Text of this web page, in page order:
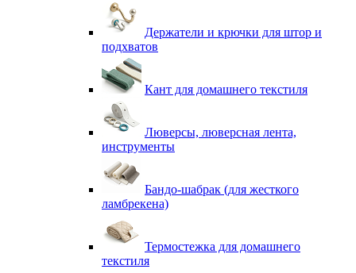
Держатели и крючки для штор и
подхватов
Кант для домашнего текстиля
Люверсы, люверсная лента,
инструменты
Бандо-шабрак (для жесткого
ламбрекена)
Термостежка для домашнего
текстиля